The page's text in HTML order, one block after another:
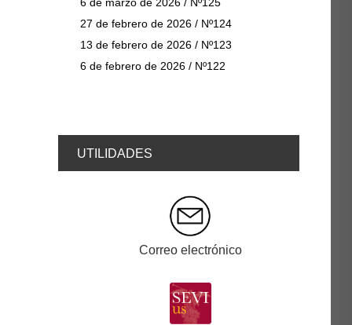
27 de febrero de 2026 / Nº124
13 de febrero de 2026 / Nº123
6 de febrero de 2026 / Nº122
UTILIDADES
Correo electrónico